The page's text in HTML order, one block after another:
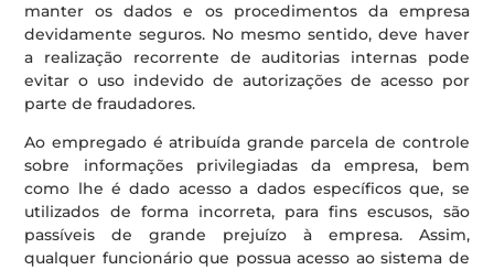
manter os dados e os procedimentos da empresa
devidamente seguros. No mesmo sentido, deve haver
a realização recorrente de auditorias internas pode
evitar o uso indevido de autorizações de acesso por
parte de fraudadores.
Ao empregado é atribuída grande parcela de controle
sobre informações privilegiadas da empresa, bem
como lhe é dado acesso a dados específicos que, se
utilizados de forma incorreta, para fins escusos, são
passíveis de grande prejuízo à empresa. Assim,
qualquer funcionário que possua acesso ao sistema de